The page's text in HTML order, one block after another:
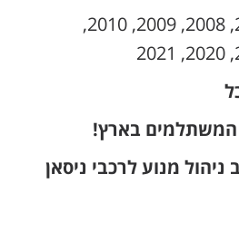
2000, 2001, 2002, 2003, 2004, 2005, 2006, 2007, 2008, 2009, 2010,
המשתלמים בארץ!
מנוע לרכבי ניסאן